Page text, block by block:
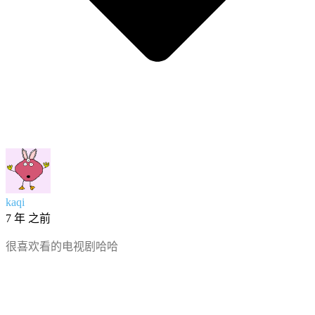
kaqi
7 年 之前
很喜欢看的电视剧哈哈